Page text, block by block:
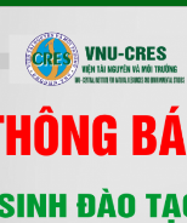
ngành Môi